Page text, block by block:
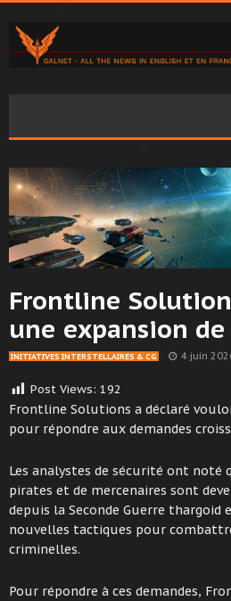
Frontline
une expansion de
INITIATIVES INTERSTELLAIRES & CG 4 juin
Post Views: 192
Frontline Solutions a déclaré
pour répondre aux demandes
Les analystes de sécurité ont noté
pirates et de mercenaires sont
depuis la Seconde Guerre thargoid
nouvelles tactiques pour
criminelles.
Pour répondre à ces demandes,